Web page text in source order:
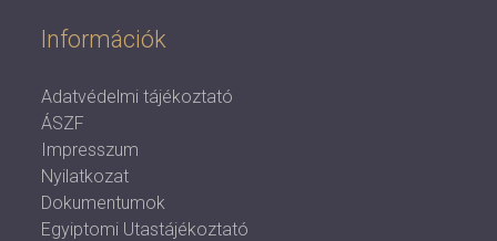
Információk
Adatvédelmi tájékoztató
ÁSZF
Impresszum
Nyilatkozat
Dokumentumok
Egyiptomi Utastájékoztató